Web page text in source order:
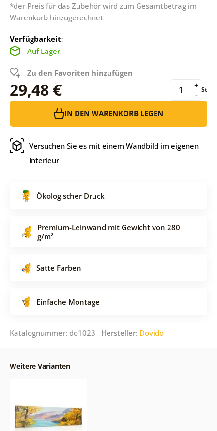
*der Preis für das Zubehör wird zum Gesamtbetrag im
Warenkorb hinzugerechnet
Verfügbarkeit:
Auf Lager
Zu den Favoriten hinzufügen
29,48 € -
+ St
IN DEN WARENKORB LEGEN
Versuchen Sie es mit einem Wandbild im eigenen
Interieur
Ökologischer Druck
Premium-Leinwand mit Gewicht von 280
g/m²
Satte Farben
Einfache Montage
Katalognummer: do1023 Hersteller: Dovido
Weitere Varianten